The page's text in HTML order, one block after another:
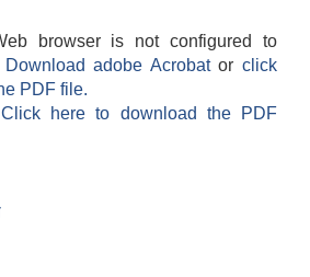
browser is not configured to
Download adobe Acrobatorclick
PDF file.
Click here to download the PDF